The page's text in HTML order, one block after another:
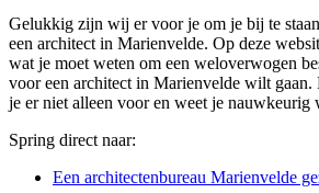
Gelukkig zijn wij er voor je om je bij te
een architect in Marienvelde. Op deze
wat je moet weten om een weloverwogen
voor een architect in Marienvelde wilt gaan.
je er niet alleen voor en weet je nauwkeurig
Spring direct naar:
Een architectenbureau Marienvelde